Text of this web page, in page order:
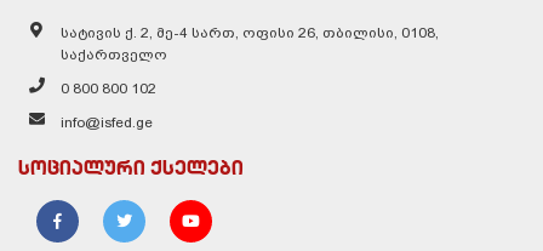
სატივის ქ. 2, მე-4 სართ, ოფისი 26, თბილისი, 0108,
საქართველო
0 800 800 102
info@isfed.ge
სოციალური ქსელები